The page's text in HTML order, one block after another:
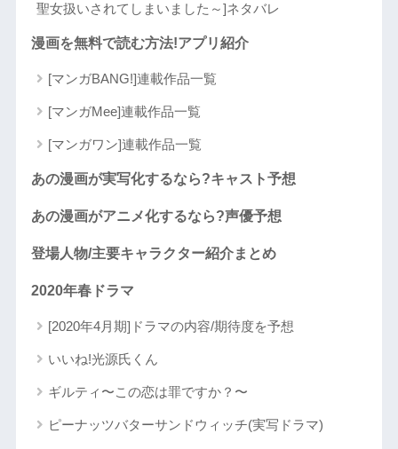
聖女扱いされてしまいました～]ネタバレ
漫画を無料で読む方法!アプリ紹介
[マンガBANG!]連載作品一覧
[マンガMee]連載作品一覧
[マンガワン]連載作品一覧
あの漫画が実写化するなら?キャスト予想
あの漫画がアニメ化するなら?声優予想
登場人物/主要キャラクター紹介まとめ
2020年春ドラマ
[2020年4月期]ドラマの内容/期待度を予想
いいね!光源氏くん
ギルティ〜この恋は罪ですか？〜
ピーナッツバターサンドウィッチ(実写ドラマ)